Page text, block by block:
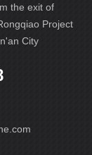
the exit of
Project
City